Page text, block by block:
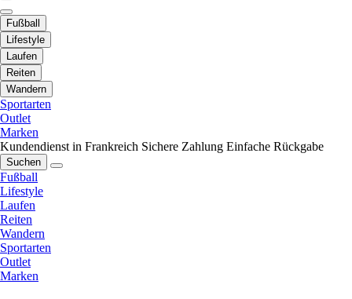
Fußball
Lifestyle
Laufen
Reiten
Wandern
Sportarten
Outlet
Marken
Kundendienst in Frankreich Sichere Zahlung Einfache Rückgabe
Suchen
Fußball
Lifestyle
Laufen
Reiten
Wandern
Sportarten
Outlet
Marken